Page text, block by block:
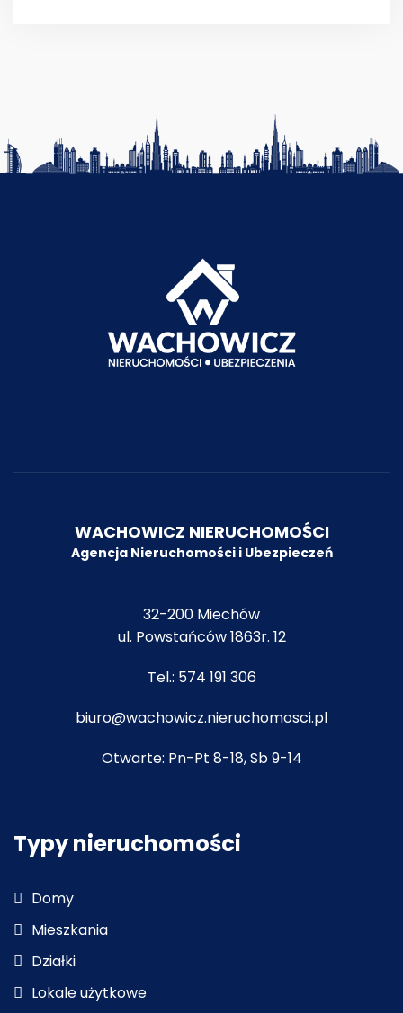
WACHOWICZ NIERUCHOMOŚCI
Agencja Nieruchomości i Ubezpieczeń
32-200 Miechów
ul. Powstańców 1863r. 12
Tel.: 574 191 306
biuro@wachowicz.nieruchomosci.pl
Otwarte: Pn-Pt 8-18, Sb 9-14
Typy nieruchomości
Domy
Mieszkania
Działki
Lokale użytkowe